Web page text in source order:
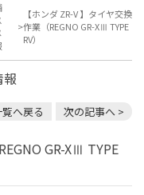
【ホンダ ZR-V 】タイヤ交換
作業（REGNO GR-XⅢ TYPE
RV）
覧へ戻る 次の記事へ >
GR-XⅢ TYPE